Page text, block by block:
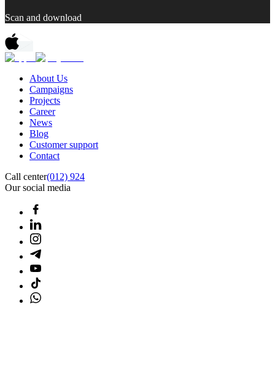
Scan and download
About Us
Campaigns
Projects
Career
News
Blog
Customer support
Contact
Call center(012) 924
Our social media